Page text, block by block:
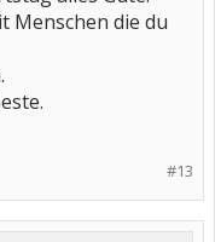
Menschen die du
#13